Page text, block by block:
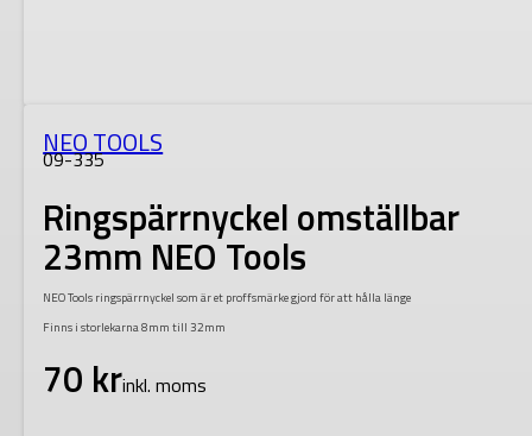
NEO TOOLS
09-335
Ringspärrnyckel omställbar
23mm NEO Tools
NEO Tools ringspärrnyckel som är et proffsmärke gjord för att hålla länge
Finns i storlekarna 8mm till 32mm
70 krinkl. moms